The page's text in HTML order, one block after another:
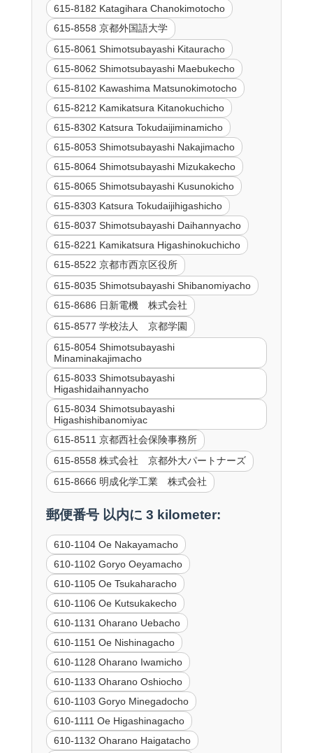
615-8182 Katagihara Chanokimotocho
615-8558 京都外国語大学
615-8061 Shimotsubayashi Kitauracho
615-8062 Shimotsubayashi Maebukecho
615-8102 Kawashima Matsunokimotocho
615-8212 Kamikatsura Kitanokuchicho
615-8302 Katsura Tokudaijiminamicho
615-8053 Shimotsubayashi Nakajimacho
615-8064 Shimotsubayashi Mizukakecho
615-8065 Shimotsubayashi Kusunokicho
615-8303 Katsura Tokudaijihigashicho
615-8037 Shimotsubayashi Daihannyacho
615-8221 Kamikatsura Higashinokuchicho
615-8522 京都市西京区役所
615-8035 Shimotsubayashi Shibanomiyacho
615-8686 日新電機 株式会社
615-8577 学校法人 京都学園
615-8054 Shimotsubayashi
Minaminakajimacho
615-8033 Shimotsubayashi
Higashidaihannyacho
615-8034 Shimotsubayashi
Higashishibanomiyac
615-8511 京都西社会保険事務所
615-8558 株式会社 京都外大パートナーズ
615-8666 明成化学工業 株式会社
郵便番号 以内に 3 kilometer:
610-1104 Oe Nakayamacho
610-1102 Goryo Oeyamacho
610-1105 Oe Tsukaharacho
610-1106 Oe Kutsukakecho
610-1131 Oharano Uebacho
610-1151 Oe Nishinagacho
610-1128 Oharano Iwamicho
610-1133 Oharano Oshiocho
610-1103 Goryo Minegadocho
610-1111 Oe Higashinagacho
610-1132 Oharano Haigatacho